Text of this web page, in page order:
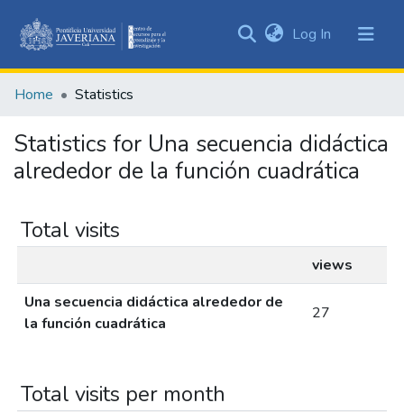
&
All of DSpace
Log In (current)
Home Statistics
Statistics for Una secuencia didáctica
alrededor de la función cuadrática
Total visits
views
Una secuencia didáctica alrededor de
la función cuadrática
27
Total visits per month